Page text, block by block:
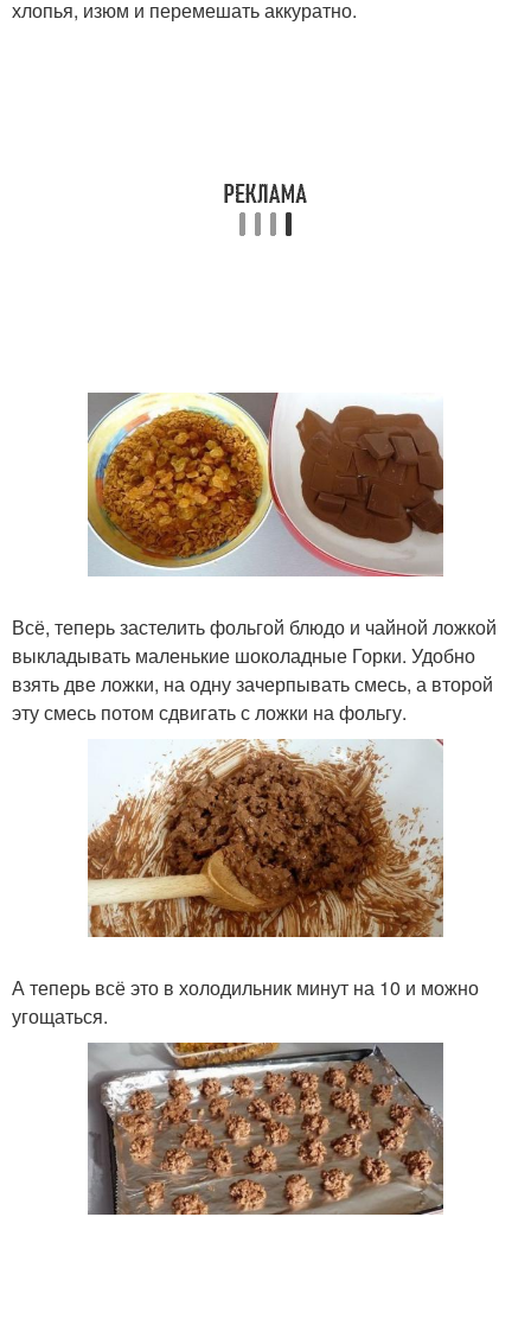
хлопья, изюм и перемешать аккуратно.
Всё, теперь застелить фольгой блюдо и чайной ложкой
выкладывать маленькие шоколадные Горки. Удобно
взять две ложки, на одну зачерпывать смесь, а второй
эту смесь потом сдвигать с ложки на фольгу.
А теперь всё это в холодильник минут на 10 и можно
угощаться.